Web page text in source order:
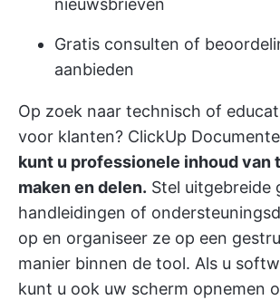
nieuwsbrieven
Gratis consulten of
aanbieden
Op zoek naar technisch of
voor klanten? ClickUp
kunt u professionele inhoud van
maken en delen. Stel uitgebreide
handleidingen of
op en organiseer ze op een
manier binnen de tool. Als u
kunt u ook uw scherm opnemen